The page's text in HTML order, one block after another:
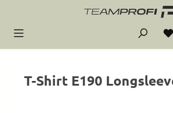
Zum Hauptinhalt springen
T-Shirt E190